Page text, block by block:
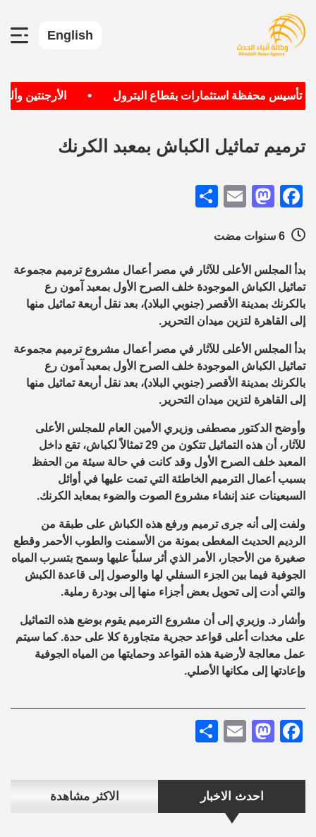
English
تأسيس محفظة استثمارات بقطاع البترول الأرجنتين
احدث الاخبار الاكثر مشاهدة
ترميم تماثيل الكباش بمعبد الكرنك
Facebook
Mastodon
Email
بدأ المجلس الأعلى للآثار في مصر أعمال مشروع ترميم مجموعة
تماثيل الكباش الموجودة خلف الصرح الأول بمعبد آمون رع
بالكرنك بمدينة الأقصر (جنوبي البلاد)، بعد نقل أربعة تماثيل منها
إلى القاهرة لتزين ميدان التحرير.
بدأ المجلس الأعلى للآثار في مصر أعمال مشروع ترميم مجموعة
تماثيل الكباش الموجودة خلف الصرح الأول بمعبد آمون رع
بالكرنك بمدينة الأقصر (جنوبي البلاد)، بعد نقل أربعة تماثيل منها
إلى القاهرة لتزين ميدان التحرير.
وأوضح الدكتور مصطفى وزيري الأمين العام للمجلس الأعلى
للآثار، أن هذه التماثيل تتكون من 29 تمثالاً لكباش، تقع داخل
المعبد خلف الصرح الأول وقد كانت في حالة سيئة من الحفظ
بسبب أعمال الترميم الخاطئة التي تمت عليها في أوائل
السبعينات عند إنشاء مشروع الصوت والضوء بمعابد الكرنك.
ولفت إلى أنه جرى ترميم ورفع هذه الكباش على طبقة من
الرديم الحديث المغطى بمونة من الأسمنت والطوب الأحمر وقطع
صغيرة من الأحجار، الأمر الذي أثر سلباً عليها وسمح بتسرب المياه
الجوفية فيما بين الجزء السفلي لها والوصول إلى قاعدة الكبش
والتي أدت إلى تحويل بعض أجزاء منها إلى بودرة رملية.
وأشار د. وزيري إلى أن مشروع الترميم يقوم بوضع هذه التماثيل
على مخدات أعلى قواعد حجرية متجاورة كلا على حدة. كما سيتم
عمل معالجة لأرضية هذه القواعد وحمايتها من المياه الجوفية
وإعادتها إلى مكانها الأصلي.
Facebook
Mastodon
Email